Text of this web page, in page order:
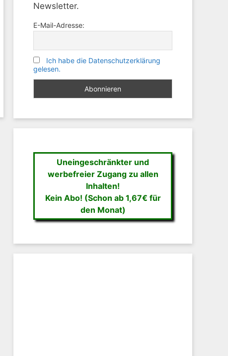
Newsletter.
E-Mail-Adresse:
Ich habe die Datenschutzerklärung
gelesen.
Uneingeschränkter und
werbefreier Zugang zu allen
Inhalten!
Kein Abo! (Schon ab 1,67€ für
den Monat)